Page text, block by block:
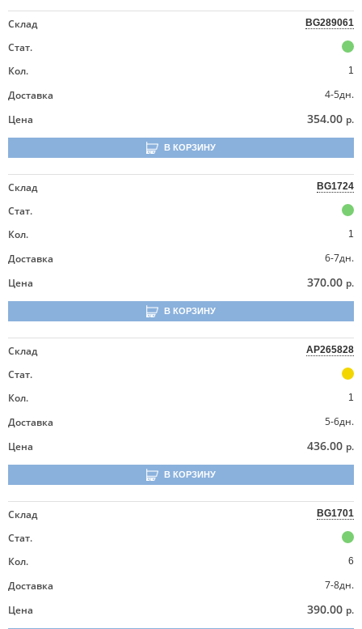
Склад BG289061
Стат.
Кол.
1
Доставка
4-5дн.
Цена
354.00 р.
В КОРЗИНУ
Склад BG1724
Стат.
Кол.
1
Доставка
6-7дн.
Цена
370.00 р.
В КОРЗИНУ
Склад AP265828
Стат.
Кол.
1
Доставка
5-6дн.
Цена
436.00 р.
В КОРЗИНУ
Склад BG1701
Стат.
Кол.
6
Доставка
7-8дн.
Цена
390.00 р.